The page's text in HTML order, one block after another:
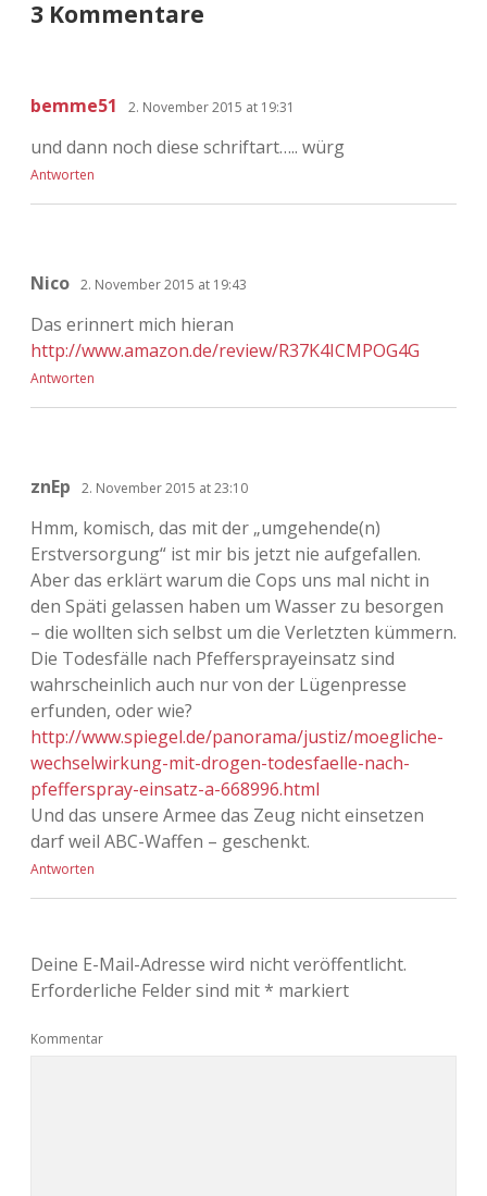
3 Kommentare
bemme51 2. November 2015 at 19:31
und dann noch diese schriftart….. würg
Antworten
Nico 2. November 2015 at 19:43
Das erinnert mich hieran
http://www.amazon.de/review/R37K4ICMPOG4G
Antworten
znEp 2. November 2015 at 23:10
Hmm, komisch, das mit der „umgehende(n)
Erstversorgung“ ist mir bis jetzt nie aufgefallen.
Aber das erklärt warum die Cops uns mal nicht in
den Späti gelassen haben um Wasser zu besorgen
– die wollten sich selbst um die Verletzten kümmern.
Die Todesfälle nach Pfeffersprayeinsatz sind
wahrscheinlich auch nur von der Lügenpresse
erfunden, oder wie?
http://www.spiegel.de/panorama/justiz/moegliche-
wechselwirkung-mit-drogen-todesfaelle-nach-
pfefferspray-einsatz-a-668996.html
Und das unsere Armee das Zeug nicht einsetzen
darf weil ABC-Waffen – geschenkt.
Antworten
Deine E-Mail-Adresse wird nicht veröffentlicht.
Erforderliche Felder sind mit* markiert
Kommentar